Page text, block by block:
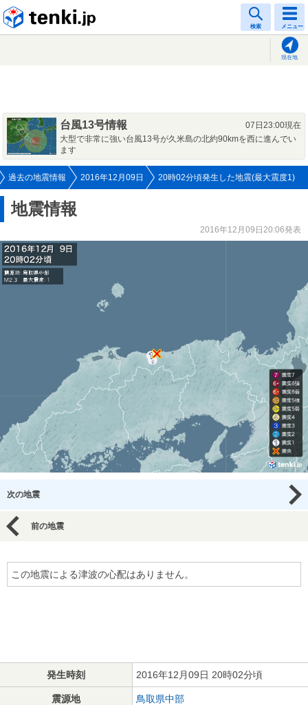
検索 メニュー
現在地
台風13号情報
07日23:00現在
大型で非常に強い台風13号が久米島の北約90kmを西に進んでい
ます
過去の地震情報 2016年12月09日 20時02分頃発生した地震(最大震度1)
地震情報
2016年12月09日20:06発表
次の地震
前の地震
この地震による津波の心配はありません。
発生時刻 2016年12月09日 20時02分頃
震源地 鳥取県中部